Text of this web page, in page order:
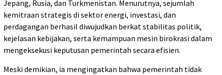
Jepang, Rusia, dan Turkmenistan. Menurutnya, sejumlah
kemitraan strategis di sektor energi, investasi, dan
perdagangan berhasil diwujudkan berkat stabilitas politik,
kejelasan kebijakan, serta kemampuan mesin birokrasi dalam
mengeksekusi keputusan pemerintah secara efisien.
Meski demikian, ia mengingatkan bahwa pemerintah tidak